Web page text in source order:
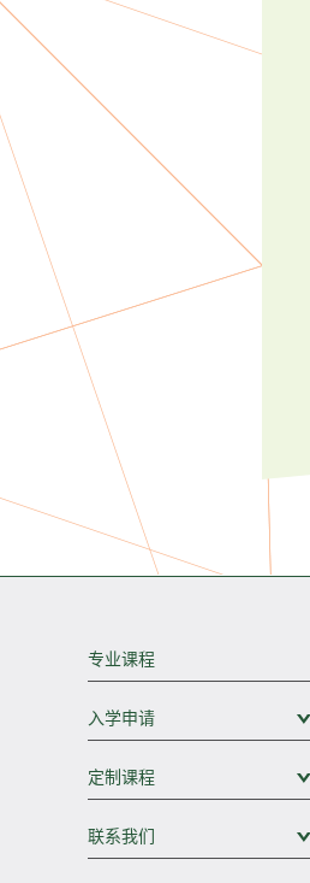
专业课程
入学申请
定制课程
联系我们